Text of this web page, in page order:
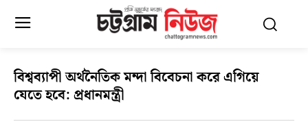
বিশ্বব্যাপী অর্থনৈতিক মন্দা বিবেচনা করে এগিয়ে
যেতে হবে: প্রধানমন্ত্রী